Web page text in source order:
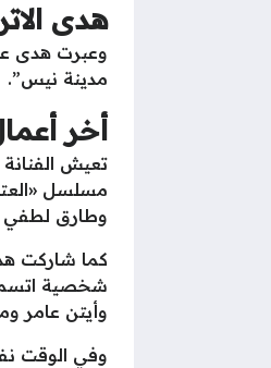
هدى
وعبرت هدى
مدينة نيس”.
أخر
تعيش الفنانة
وطارق لطفي
وأيتن عامر
وفي الوقت